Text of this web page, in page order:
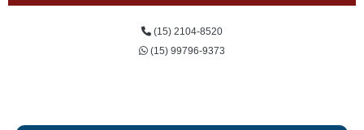
(15) 2104-8520
(15) 99796-9373